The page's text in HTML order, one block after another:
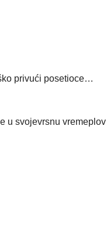
privući posetioce…
u svojevrsnu